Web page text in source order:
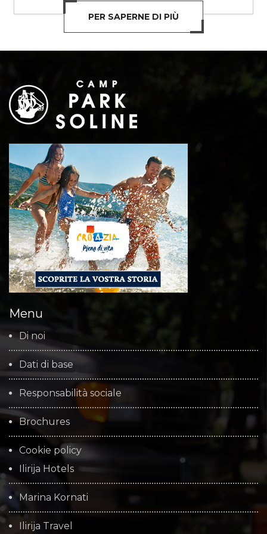
PER SAPERNE DI PIÙ
Menu
Di noi
Dati di base
Responsabilità sociale
Brochures
Cookie policy
Ilirija Hotels
Marina Kornati
Ilirija Travel